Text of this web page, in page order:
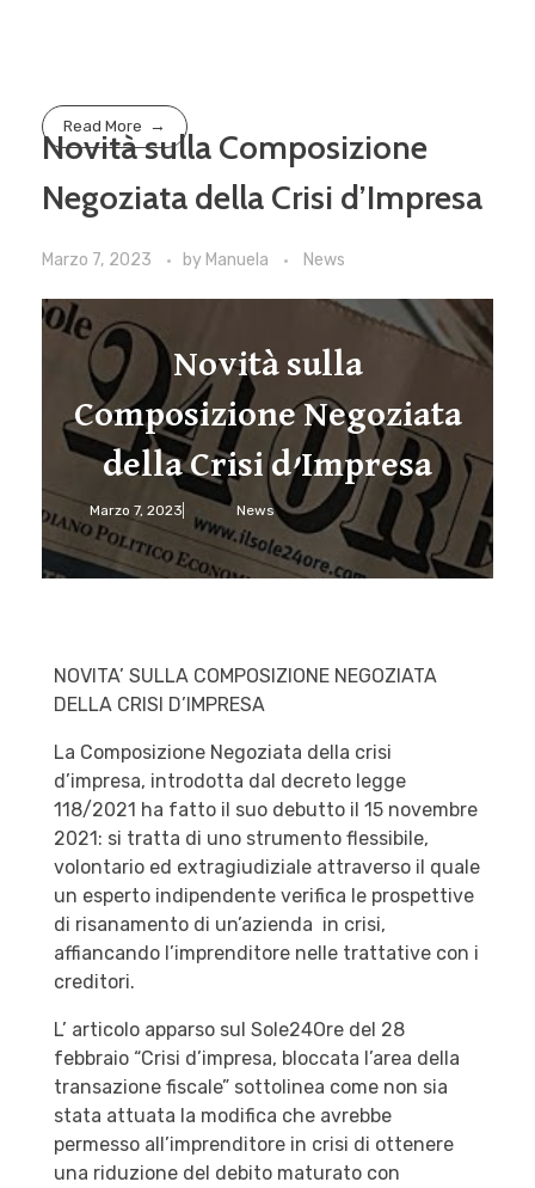
Read More
Novità sulla Composizione
Negoziata della Crisi d’Impresa
Marzo 7, 2023 by Manuela News
Novità sulla
Composizione Negoziata
della Crisi d’Impresa
Marzo 7, 2023 News
NOVITA’ SULLA COMPOSIZIONE NEGOZIATA
DELLA CRISI D’IMPRESA
La Composizione Negoziata della crisi
d’impresa, introdotta dal decreto legge
118/2021 ha fatto il suo debutto il 15 novembre
2021: si tratta di uno strumento flessibile,
volontario ed extragiudiziale attraverso il quale
un esperto indipendente verifica le prospettive
di risanamento di un’azienda in crisi,
affiancando l’imprenditore nelle trattative con i
creditori.
L’ articolo apparso sul Sole24Ore del 28
febbraio “Crisi d’impresa, bloccata l’area della
transazione fiscale” sottolinea come non sia
stata attuata la modifica che avrebbe
permesso all’imprenditore in crisi di ottenere
una riduzione del debito maturato con